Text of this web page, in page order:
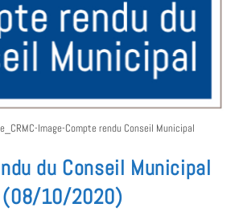
Image-Compte rendu Conseil Municipal
du Conseil Municipal
(08/10/2020)